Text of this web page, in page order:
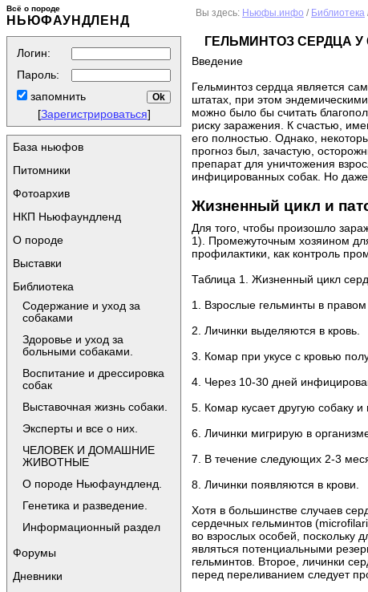
Всё о породе
НЬЮФАУНДЛЕНД
Логин:
Пароль:
запомнить
[Зарегистрироваться]
База ньюфов
Питомники
Фотоархив
НКП Ньюфаундленд
О породе
Выставки
Библиотека
Содержание и уход за
собаками
Здоровье и уход за
больными собаками.
Воспитание и дрессировка
собак
Выставочная жизнь собаки.
Эксперты и все о них.
ЧЕЛОВЕК И ДОМАШНИЕ
ЖИВОТНЫЕ
О породе Ньюфаундленд.
Генетика и разведение.
Информационный раздел
Форумы
Дневники
Вы здесь: Ньюфы.инфо / Библиотека
ГЕЛЬМИНТОЗ СЕРДЦА У
Введение
Гельминтоз сердца является
штатах, при этом
можно было бы считать
риску заражения. К счастью,
его полностью. Однако,
прогноз был, зачастую,
препарат для уничтожения
инфицированных собак. Но
Жизненный цикл и
Для того, чтобы произошло
1). Промежуточным хозяином
профилактики, как контроль
Таблица 1. Жизненный цикл
1. Взрослые гельминты в
2. Личинки выделяются в кровь.
3. Комар при укусе с кровью
4. Через 10-30 дней
5. Комар кусает другую собаку
6. Личинки мигрирую в
7. В течение следующих 2-3
8. Личинки появляются в крови.
Хотя в большинстве случаев
сердечных гельминтов
во взрослых особей, поскольку
являться потенциальными
гельминтов. Второе, личинки
перед переливанием следует